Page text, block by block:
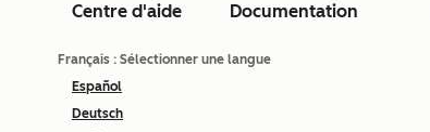
Centre d'aide Documentation
Français : Sélectionner une langue
Español
Deutsch